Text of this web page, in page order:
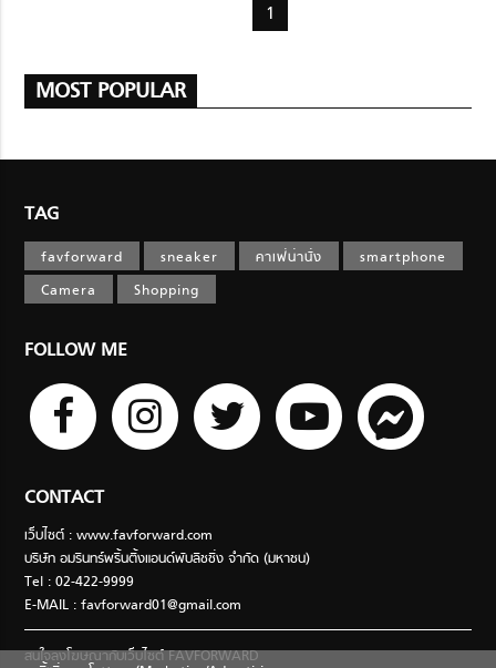
1
MOST POPULAR
TAG
favforward sneaker คาเฟ่น่านั่ง
smartphone
Camera
Shopping
FOLLOW ME
CONTACT
เว็บไซต์ : www.favforward.com
บริษัท อมรินทร์พริ้นติ้งแอนด์พับลิชชิ่ง จำกัด (มหาชน)
Tel : 02-422-9999
E-MAIL :favforward01@gmail.com
สนใจลงโฆษณากับเว็บไซต์ FAVFORWARD